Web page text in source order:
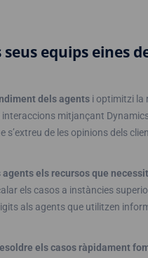
seus equips eines
dels agents i optimitzi la
interaccions mitjançant
s’extreu de les opinions dels
els recursos que
els casos a instàncies
als agents que utilitzen
els casos ràpidament